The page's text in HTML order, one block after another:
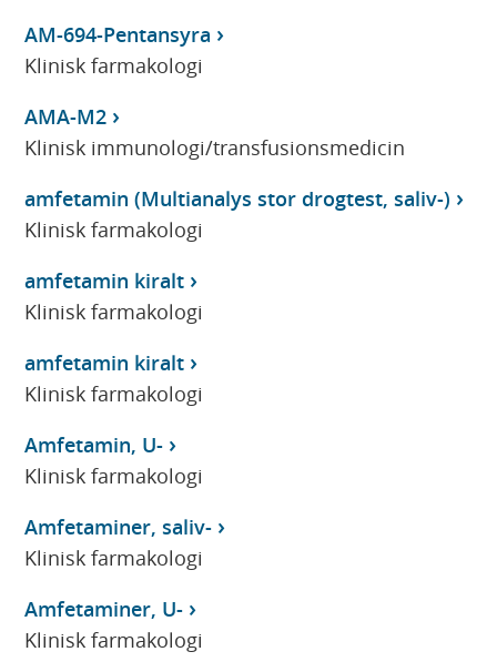
AM-694-Pentansyra
Klinisk farmakologi
AMA-M2
Klinisk immunologi/transfusionsmedicin
amfetamin (Multianalys stor drogtest, saliv-)
Klinisk farmakologi
amfetamin kiralt
Klinisk farmakologi
amfetamin kiralt
Klinisk farmakologi
Amfetamin, U-
Klinisk farmakologi
Amfetaminer, saliv-
Klinisk farmakologi
Amfetaminer, U-
Klinisk farmakologi